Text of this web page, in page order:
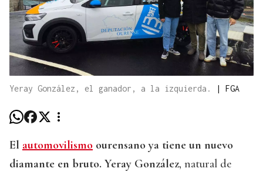
Yeray González, el ganador, a la izquierda. | FGA
El automovilismo ourensano ya tiene un nuevo
diamante en bruto. Yeray González, natural de